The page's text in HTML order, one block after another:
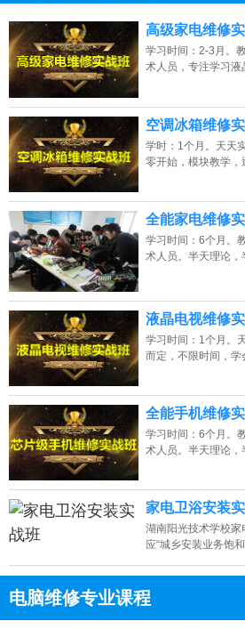
点击免费咨询电话：高级家电维修
学习时间：2-3月。
术人员，专注学习
空调冰箱维修
学时：1个月。天天
零开始，模块教学
全能家电维修
学习时间：6个月。
术人员。半天理论
液晶电视维修
学习时间：1个月。
而定，不限时间，学
全能手机维修
学习时间：6个月。
术人员。半天理论
家电卫浴安装
湖南阳光技术学校
应“城乡安装业务饱
电脑维修专业课程